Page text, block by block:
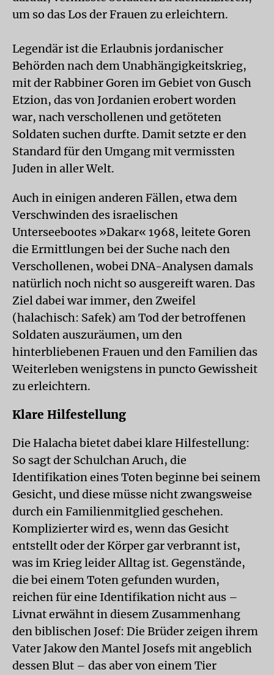
um so das Los der Frauen zu erleichtern.
Legendär ist die Erlaubnis jordanischer
Behörden nach dem Unabhängigkeitskrieg,
mit der Rabbiner Goren im Gebiet von Gusch
Etzion, das von Jordanien erobert worden
war, nach verschollenen und getöteten
Soldaten suchen durfte. Damit setzte er den
Standard für den Umgang mit vermissten
Juden in aller Welt.
Auch in einigen anderen Fällen, etwa dem
Verschwinden des israelischen
Unterseebootes »Dakar« 1968, leitete Goren
die Ermittlungen bei der Suche nach den
Verschollenen, wobei DNA-Analysen damals
natürlich noch nicht so ausgereift waren. Das
Ziel dabei war immer, den Zweifel
(halachisch: Safek) am Tod der betroffenen
Soldaten auszuräumen, um den
hinterbliebenen Frauen und den Familien das
Weiter­leben wenigstens in puncto Gewissheit
zu erleichtern.
Klare Hilfestellung
Die Halacha bietet dabei klare Hilfestellung:
So sagt der Schulchan Aruch, die
Identifikation eines Toten beginne bei seinem
Gesicht, und diese müsse nicht zwangsweise
durch ein Familienmitglied geschehen.
Komplizierter wird es, wenn das Gesicht
entstellt oder der Körper gar verbrannt ist,
was im Krieg leider Alltag ist. Gegenstände,
die bei einem Toten gefunden wurden,
reichen für eine Identifikation nicht aus –
Livnat erwähnt in diesem Zusammenhang
den biblischen Josef: Die Brüder zeigen ihrem
Vater Jakow den Mantel Josefs mit angeblich
dessen Blut – das aber von einem Tier